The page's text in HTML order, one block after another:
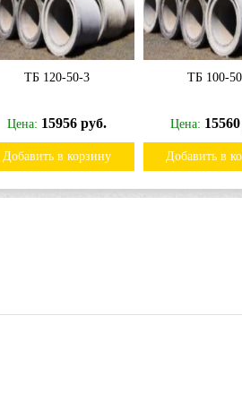
ТБ 120-50-3
Цена: 15956 руб.
Добавить в корзину
ТБ 100-
Цена:
Добавить в